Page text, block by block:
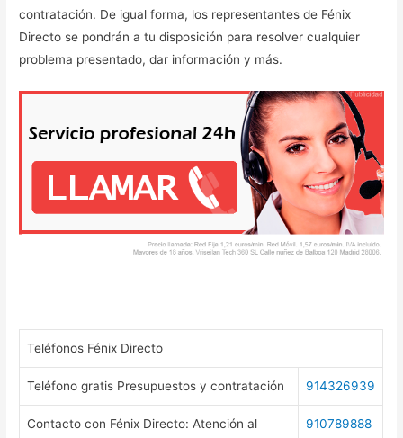
contratación. De igual forma, los representantes de Fénix
Directo se pondrán a tu disposición para resolver cualquier
problema presentado, dar información y más.
Teléfonos Fénix Directo
Teléfono gratis Presupuestos y contratación 914326939
Contacto con Fénix Directo: Atención al
910789888